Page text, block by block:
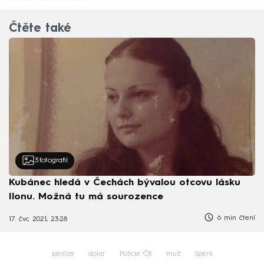
Čtěte také
3 fotografií
Kubánec hledá v Čechách bývalou otcovu lásku
Ilonu. Možná tu má sourozence
17. čvc 2021, 23:28 6 min čtení
peníze dolar Policie ČR muž šperk